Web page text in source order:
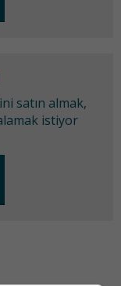
satın almak,
istiyor